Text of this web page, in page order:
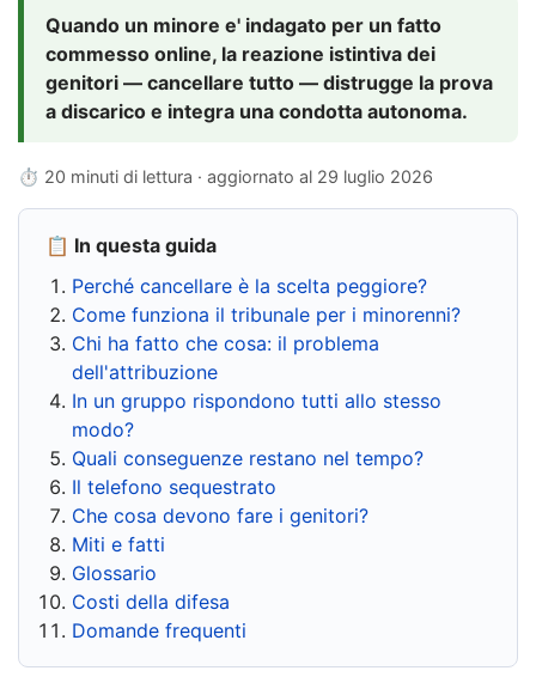
Quando un minore e' indagato per un fatto
commesso online, la reazione istintiva dei
genitori — cancellare tutto — distrugge la prova
a discarico e integra una condotta autonoma.
⏱ 20 minuti di lettura · aggiornato al 29 luglio 2026
📋 In questa guida
Perché cancellare è la scelta peggiore?
Come funziona il tribunale per i minorenni?
Chi ha fatto che cosa: il problema
dell'attribuzione
In un gruppo rispondono tutti allo stesso
modo?
Quali conseguenze restano nel tempo?
Il telefono sequestrato
Che cosa devono fare i genitori?
Miti e fatti
Glossario
Costi della difesa
Domande frequenti